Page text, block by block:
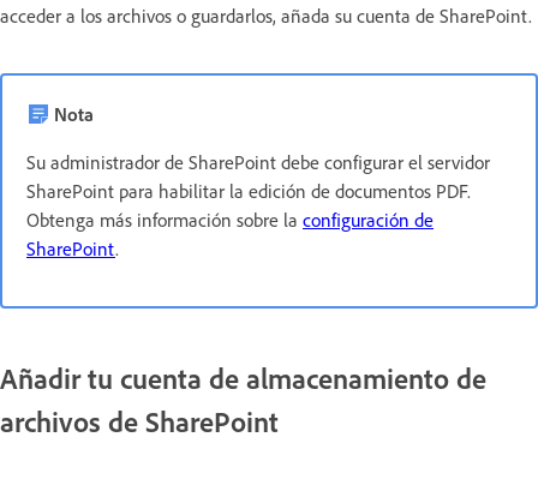
acceder a los archivos o guardarlos, añada su cuenta de SharePoint.
Nota
Su administrador de SharePoint debe configurar el servidor
SharePoint para habilitar la edición de documentos PDF.
Obtenga más información sobre la configuración de
SharePoint.
Añadir tu cuenta de almacenamiento de
archivos de SharePoint